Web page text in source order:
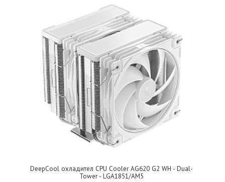
DeepCool охладител CPU Cooler AG620 G2 WH - Dual-
Tower - LGA1851/AM5